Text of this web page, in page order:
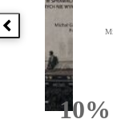
Poprzednia książka
10%